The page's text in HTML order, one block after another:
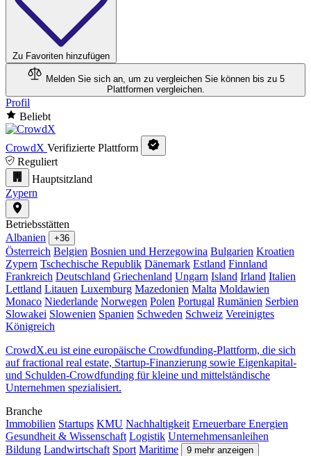
Zu Favoriten hinzufügen
Melden Sie sich an, um zu vergleichen Sie können bis zu 5
Plattformen vergleichen.
Profil
Beliebt
CrowdX Verifizierte Plattform
Reguliert
Hauptsitzland
Zypern
Betriebsstätten
Albanien
+36
Österreich Belgien Bosnien und Herzegowina Bulgarien Kroatien
Zypern Tschechische Republik Dänemark Estland Finnland
Frankreich Deutschland Griechenland Ungarn Island Irland Italien
Lettland Litauen Luxemburg Mazedonien Malta Moldawien
Monaco Niederlande Norwegen Polen Portugal Rumänien Serbien
Slowakei Slowenien Spanien Schweden Schweiz Vereinigtes
Königreich
CrowdX.eu ist eine europäische Crowdfunding-Plattform, die sich
auf fractional real estate, Startup-Finanzierung sowie Eigenkapital-
und Schulden-Crowdfunding für kleine und mittelständische
Unternehmen spezialisiert.
Branche
Immobilien Startups KMU Nachhaltigkeit Erneuerbare Energien
Gesundheit & Wissenschaft Logistik Unternehmensanleihen
Bildung Landwirtschaft Sport Maritime 9 mehr anzeigen